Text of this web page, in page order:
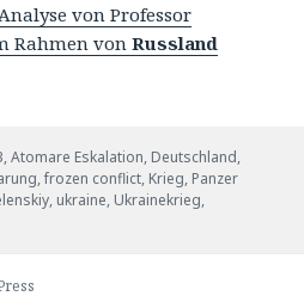
von Professor
Rahmen vonRussland
,Atomare Eskalation, Deutschland,
,frozen conflict, Krieg, Panzer
, ukraine, Ukrainekrieg,